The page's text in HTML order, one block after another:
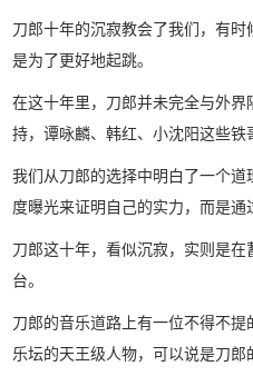
刀郎十年的沉寂教会了我们，有
是为了更好地起跳。
在这十年里，刀郎并未完全与外
持，谭咏麟、韩红、小沈阳这些铁
我们从刀郎的选择中明白了一个
度曝光来证明自己的实力，而是通
刀郎这十年，看似沉寂，实则是
台。
刀郎的音乐道路上有一位不得不
乐坛的天王级人物，可以说是刀郎